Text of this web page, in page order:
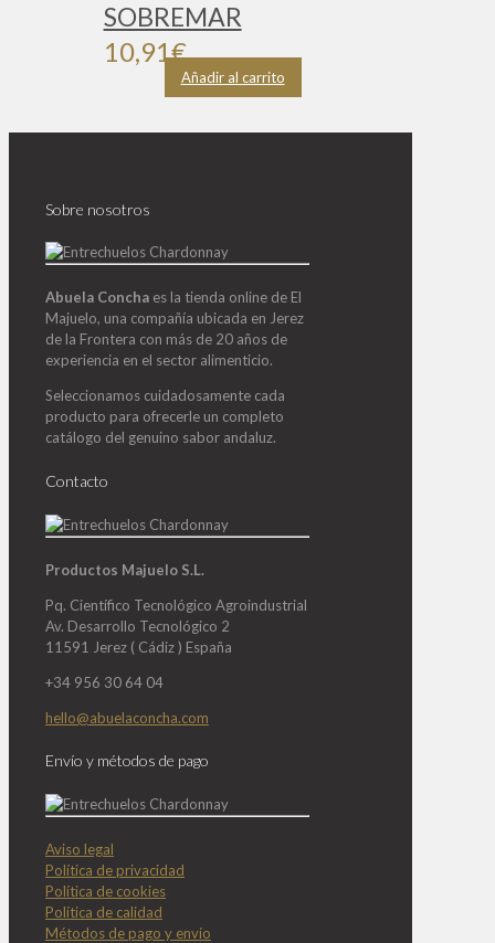
SOBREMAR
10,91€
Añadir al carrito
Sobre nosotros
Abuela Concha es la tienda online de El
Majuelo, una compañía ubicada en Jerez
de la Frontera con más de 20 años de
experiencia en el sector alimenticio.
Seleccionamos cuidadosamente cada
producto para ofrecerle un completo
catálogo del genuino sabor andaluz.
Contacto
Productos Majuelo S.L.
Pq. Científico Tecnológico Agroindustrial
Av. Desarrollo Tecnológico 2
11591 Jerez ( Cádiz ) España
+34 956 30 64 04
hello@abuelaconcha.com
Envío y métodos de pago
Aviso legal
Política de privacidad
Política de cookies
Política de calidad
Métodos de pago y envío